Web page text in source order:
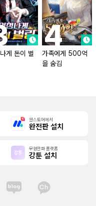
게 돈이 벌
가족에게 500억
을 숨김
원스토어에서
완전판 설치
무협만화 플랫폼
강툰 설치